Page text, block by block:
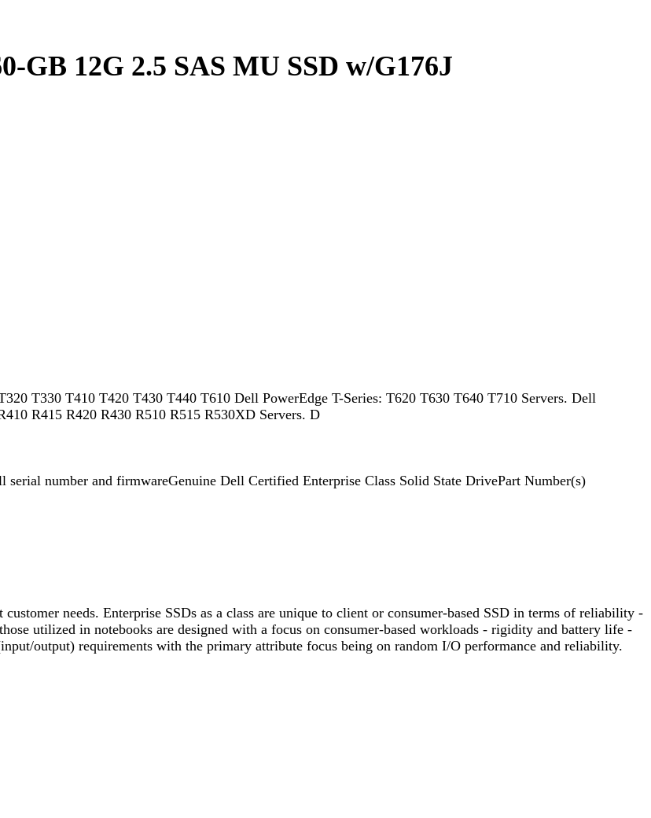
GB 12G 2.5 SAS MU SSD w/G176J
T330 T410 T420 T430 T440 T610 Dell PowerEdge T-Series: T620 T630 T640 T710 Servers. Dell
R415 R420 R430 R510 R515 R530XD Servers. D
number and firmwareGenuine Dell Certified Enterprise Class Solid State DrivePart Number(s)
needs. Enterprise SSDs as a class are unique to client or consumer-based SSD in terms of reliability -
utilized in notebooks are designed with a focus on consumer-based workloads - rigidity and battery life -
output) requirements with the primary attribute focus being on random I/O performance and reliability.